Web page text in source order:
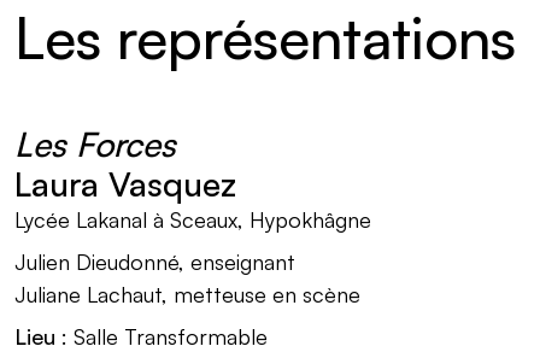
Les représentations
Les Forces
Laura Vasquez
Lycée Lakanal à Sceaux, Hypokhâgne
Julien Dieudonné, enseignant
Juliane Lachaut, metteuse en scène
Lieu : Salle Transformable